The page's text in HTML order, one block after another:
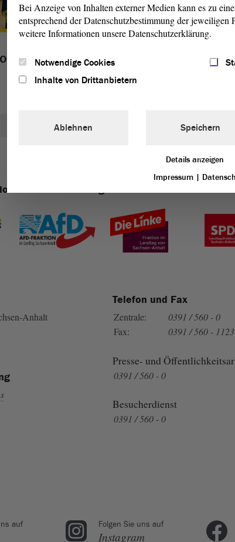
Die Fach-
sind im Landtag von Sachsen-Anhalt
Anhalt
Telefon und Fax
Zentrale:
0391 / 560 - 0
Fax:
0391 / 560 - 1123
Presse- und
0391 / 560 - 0
Besucherdienst
0391 / 560 - 0
auf Folgen Sie uns auf
Instagram
Bei Anzeige von Inhalten externer Medien kann es zu
entsprechend der Datenschutzbestimmung der
weitere Informationen unsere Datenschutzerklärung.
Notwendige Cookies
Inhalte von Drittanbietern
Ablehnen Speichern
Details anzeigen
Impressum |